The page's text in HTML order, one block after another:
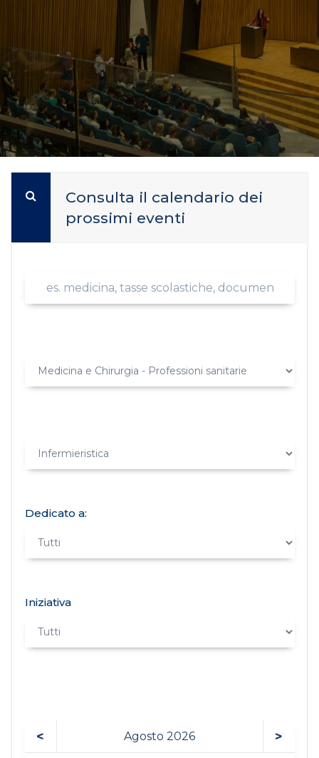
Consulta il calendario dei
prossimi eventi
Dedicato a:
Iniziativa
< >
Agosto 2026